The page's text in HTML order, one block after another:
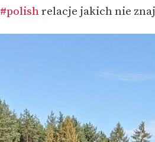
#polishrelacje jakich nie